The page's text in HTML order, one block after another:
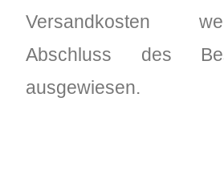
Versandkosten
Abschluss des
ausgewiesen.